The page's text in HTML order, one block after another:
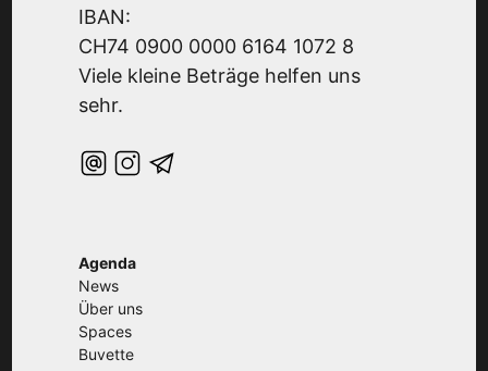
IBAN:
CH74 0900 0000 6164 1072 8
Viele kleine Beträge helfen uns
sehr.
Agenda
News
Über uns
Spaces
Buvette